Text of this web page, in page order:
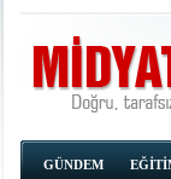
GÜNDEM